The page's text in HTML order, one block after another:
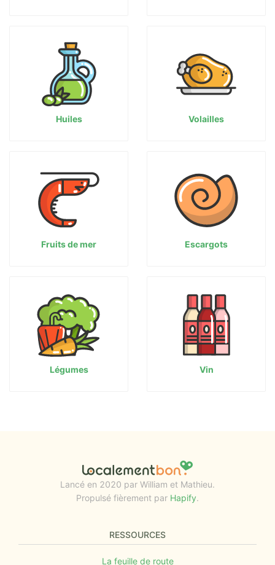
Huiles Volailles
Fruits de mer Escargots
Légumes Vin
Lancé en 2020 par William et Mathieu.
Propulsé fièrement par Hapify.
RESSOURCES
La feuille de route